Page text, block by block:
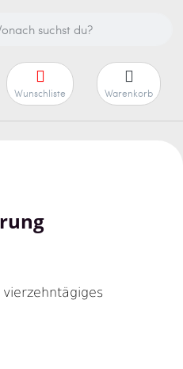
Wunschliste Warenkorb